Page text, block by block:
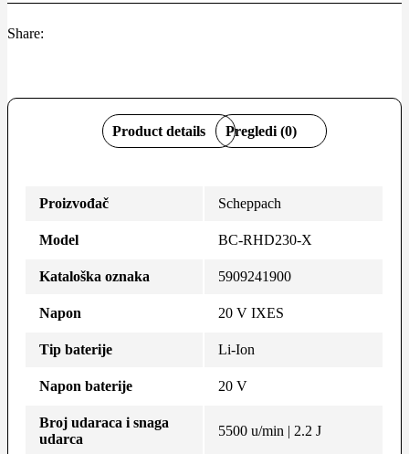
Share:
Product details Pregledi (0)
Proizvođač Scheppach
Model BC-RHD230-X
Kataloška oznaka 5909241900
Napon 20 V IXES
Tip baterije Li-Ion
Napon baterije 20 V
Broj udaraca i snaga
udarca
5500 u/min | 2.2 J